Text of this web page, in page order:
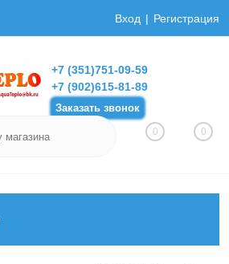
Вход Регистрация
+7 (351)751-09-59
+7 (902)615-81-89
Заказать звонок
0 0